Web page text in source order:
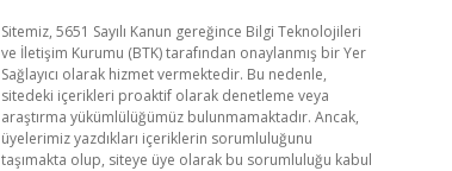
Sitemiz, 5651 Sayılı Kanun gereğince Bilgi Teknolojileri
ve İletişim Kurumu (BTK) tarafından onaylanmış bir Yer
Sağlayıcı olarak hizmet vermektedir. Bu nedenle,
sitedeki içerikleri proaktif olarak denetleme veya
araştırma yükümlülüğümüz bulunmamaktadır. Ancak,
üyelerimiz yazdıkları içeriklerin sorumluluğunu
taşımakta olup, siteye üye olarak bu sorumluluğu kabul